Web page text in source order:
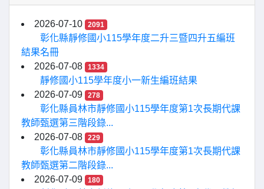
2026-07-10 2091
彰化縣靜修國小115學年度二升三暨四升五編班
結果名冊
2026-07-08
1334
靜修國小115學年度小一新生編班結果
2026-07-09
278
彰化縣員林市靜修國小115學年度第1次長期代課
教師甄選第三階段錄...
2026-07-08
229
彰化縣員林市靜修國小115學年度第1次長期代課
教師甄選第二階段錄...
2026-07-09
180